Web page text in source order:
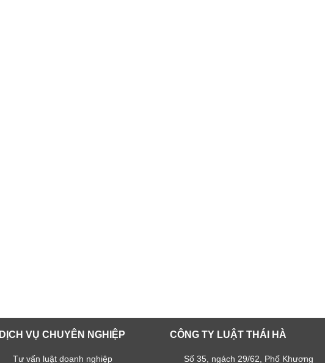
DỊCH VỤ CHUYÊN NGHIỆP
Tư vấn luật doanh nghiệp
CÔNG TY LUẬT THÁI HÀ
Số 35, ngách 29/62, Phố Khương